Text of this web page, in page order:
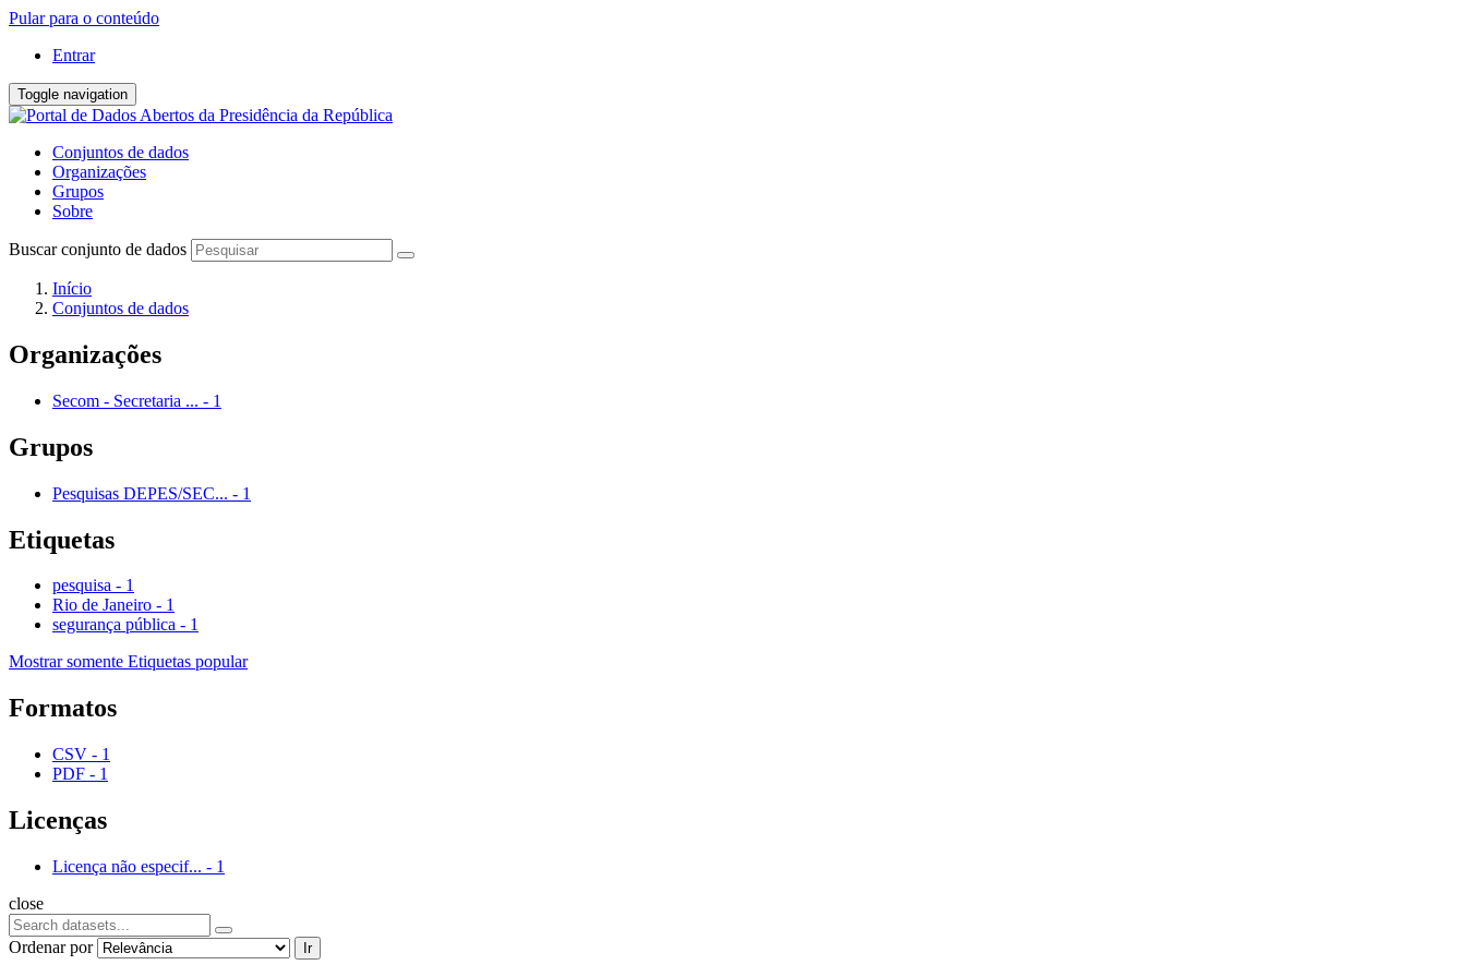
Pular para o conteúdo
Entrar
Toggle navigation
Conjuntos de dados
Organizações
Grupos
Sobre
Buscar conjunto de dados
Início
Conjuntos de dados
Organizações
Secom - Secretaria ... - 1
Grupos
Pesquisas DEPES/SEC... - 1
Etiquetas
pesquisa - 1
Rio de Janeiro - 1
segurança pública - 1
Mostrar somente Etiquetas popular
Formatos
CSV - 1
PDF - 1
Licenças
Licença não especif... - 1
close
Ordenar por Ir